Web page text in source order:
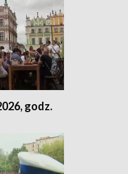
godz.